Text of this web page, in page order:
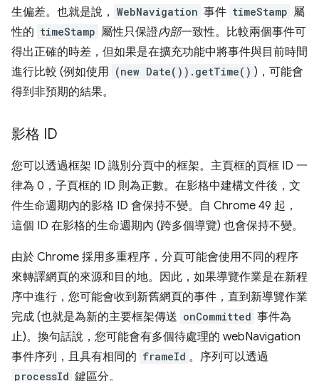
生偏差。也就是說， WebNavigation 事件 timeStamp 屬
性的 timeStamp 屬性只保證內部一致性。比較兩個事件可
得出正確的時差，但如果是在擴充功能中將事件與目前時間
進行比較 (例如使用 (new Date()).getTime() )，可能會
得到非預期的結果。
影格 ID
您可以透過框架 ID 識別分頁中的框架。主頁框的頁框 ID 一
律為 0，子頁框的 ID 則為正數。在影格中建構文件後，文
件生命週期內的影格 ID 會保持不變。自 Chrome 49 起，
這個 ID 在影格的生命週期內 (跨多個導覽) 也會保持不變。
由於 Chrome 採用多重程序，分頁可能會使用不同的程序
來轉譯網頁的來源和目的地。因此，如果導覽作業是在新程
序中進行，您可能會收到新舊網頁的事件，直到新導覽作業
完成 (也就是為新的主要框架傳送 onCommitted 事件為
止)。換句話說，您可能會有多個待處理的 webNavigation
事件序列，且具有相同的 frameId 。序列可以透過
processId 鍵區分。